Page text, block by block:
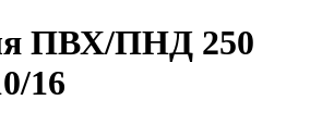
ПВХ/ПНД 250
16